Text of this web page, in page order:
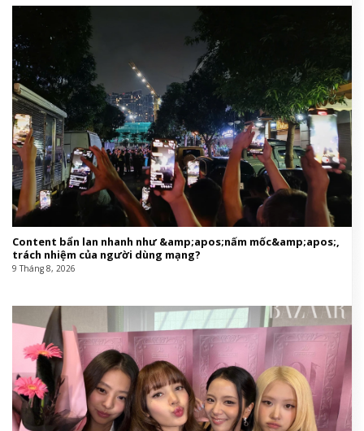
Content bẩn lan nhanh như &amp;apos;nấm mốc&amp;apos;,
trách nhiệm của người dùng mạng?
9 Tháng 8, 2026